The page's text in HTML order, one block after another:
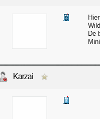
De
Karzai